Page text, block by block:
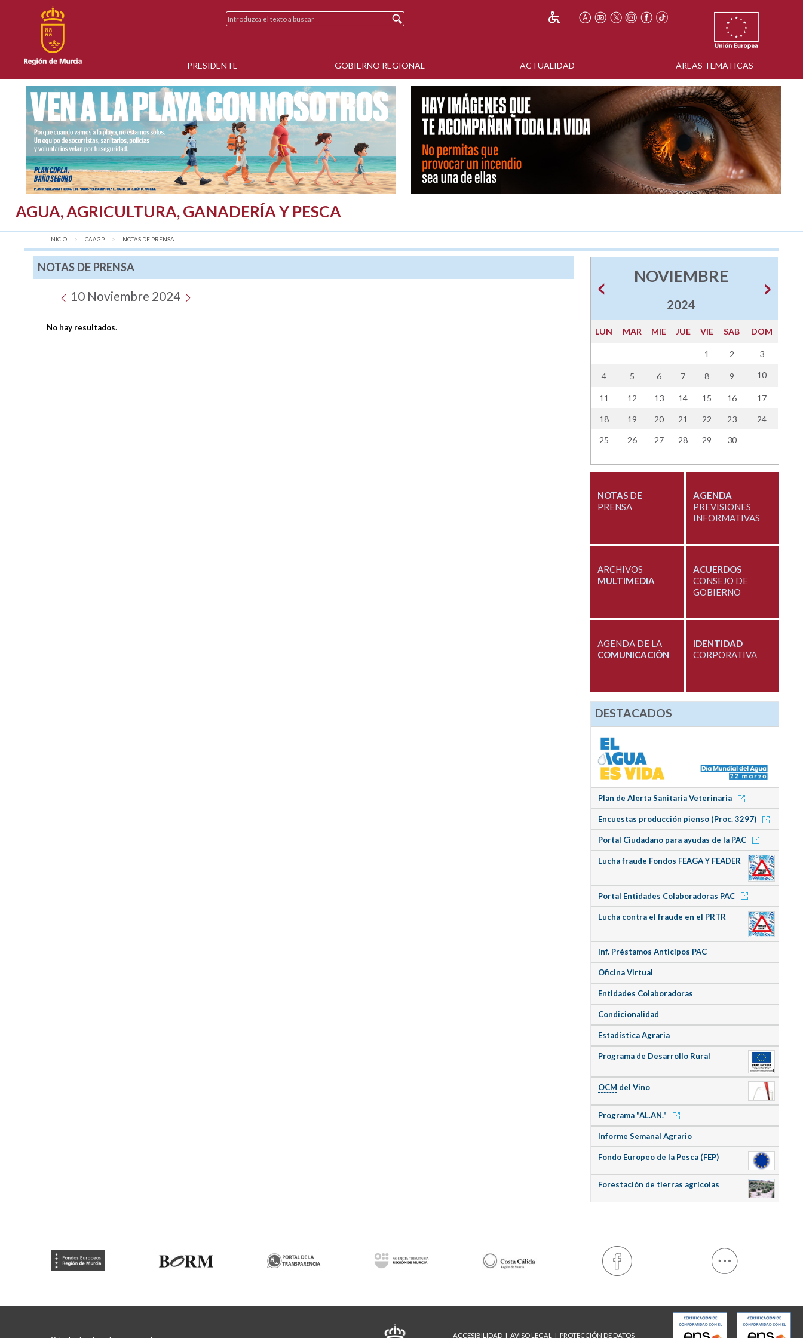
PRESIDENTE GOBIERNO REGIONAL ACTUALIDAD ÁREAS TEMÁTICAS
AGUA, AGRICULTURA, GANADERÍA Y PESCA
INICIO CAAGP AQUÍ:
NOTAS DE PRENSA
NOTAS DE PRENSA
10 Noviembre 2024
No hay resultados.
NOVIEMBRE
2024
LUN MAR MIE JUE VIE SAB DOM
1 2 3
4 5 6 7 8 9 10
11 12 13 14 15 16 17
18 19 20 21 22 23 24
25 26 27 28 29 30
NOTASDE
PRENSA
AGENDA
PREVISIONES
INFORMATIVAS
ARCHIVOS
MULTIMEDIA
ACUERDOS
CONSEJO DE
GOBIERNO
AGENDA DE LA
COMUNICACIÓN
IDENTIDAD
CORPORATIVA
DESTACADOS
Plan de Alerta Sanitaria Veterinaria
Encuestas producción pienso (Proc. 3297)
Portal Ciudadano para ayudas de la PAC
Lucha fraude Fondos FEAGA Y FEADER
Portal Entidades Colaboradoras PAC
Lucha contra el fraude en el PRTR
Inf. Préstamos Anticipos PAC
Oficina Virtual
Entidades Colaboradoras
Condicionalidad
Estadística Agraria
Programa de Desarrollo Rural
OCM del Vino
Programa "AL.AN."
Informe Semanal Agrario
Fondo Europeo de la Pesca (FEP)
Forestación de tierras agrícolas
ACCESIBILIDAD AVISO LEGAL PROTECCIÓN DE DATOS